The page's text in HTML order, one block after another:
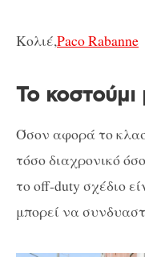
Κολιέ,Paco Rabanne
Το κοστούμι
Όσον αφορά το
τόσο διαχρονικό
το off-duty σχέδιο
μπορεί να